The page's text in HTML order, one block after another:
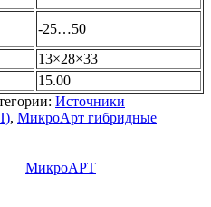
-25…50
13×28×33
15.00
Источники
, МикроАрт гибридные
МикроАРТ